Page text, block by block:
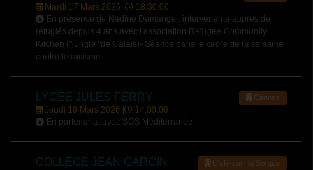
Mardi 17 Mars 2026 |
18:30:00
En présence de Nadine Demange , intervenante auprès de
réfugiés depuis 4 ans avec l'association Refugee Community
Kitchen ("jungle "de Calais)- Séance dans le cadre de la semaine
contre le racisme -
LYCÉE JULES FERRY Cannes
Jeudi 19 Mars 2026 |
14:00:00
En partenariat avec SOS Méditerranée.
COLLÈGE JEAN GARCIN L'isle-sur- la Sorgue